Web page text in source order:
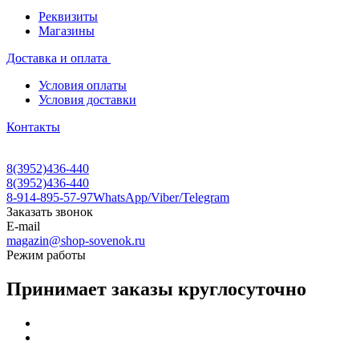
Реквизиты
Магазины
Доставка и оплата
Условия оплаты
Условия доставки
Контакты
8(3952)436-440
8(3952)436-440
8-914-895-57-97WhatsApp/Viber/Telegram
Заказать звонок
E-mail
magazin@shop-sovenok.ru
Режим работы
Принимает заказы круглосуточно